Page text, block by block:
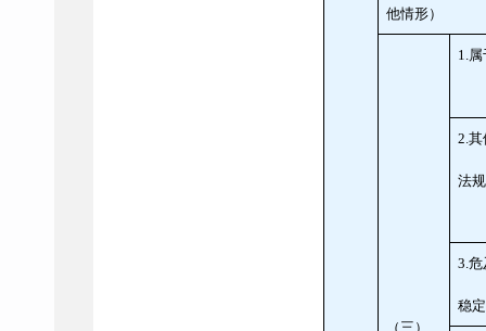
他情形）
（三）
1.
2.其
法
3.危
稳定